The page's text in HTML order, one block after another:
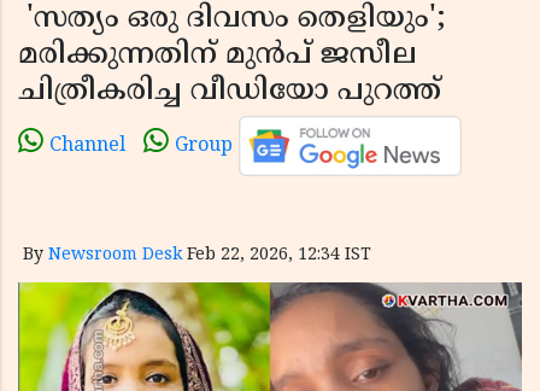
'സത്യം ഒരു ദിവസം തെളിയും';
മരിക്കുന്നതിന് മുൻപ് ജസീല
ചിത്രീകരിച്ച വീഡിയോ പുറത്ത്
Channel Group
By Newsroom Desk Feb 22, 2026, 12:34 IST